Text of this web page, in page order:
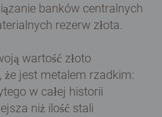
banków centralnych
rezerw złota.
wartość złoto
że jest metalem rzadkim:
w całej historii
niż ilość stali